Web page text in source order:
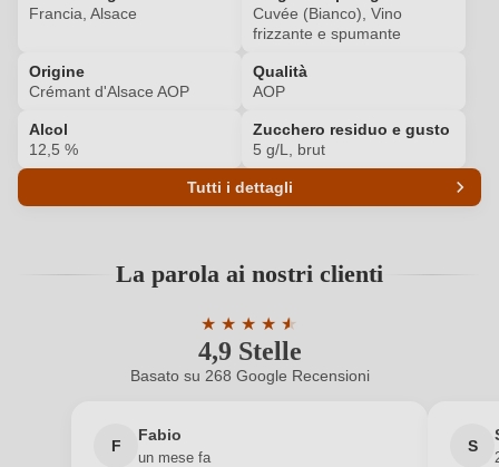
ACCEDI
Francia, Alsace
Cuvée (Bianco), Vino
frizzante e spumante
Origine
Crémant d'Alsace AOP
Qualità
AOP
Alcol
12,5 %
Zucchero residuo e gusto
5 g/L, brut
Tutti i dettagli
Fermentazione in bottiglia
La parola ai nostri clienti
4,9 Stelle
★ ★ ★ ★ ★
★
Valutazione media di 4.9 su 5 stelle
Basato su 268 Google Recensioni
F
Fabio
un mese fa
S